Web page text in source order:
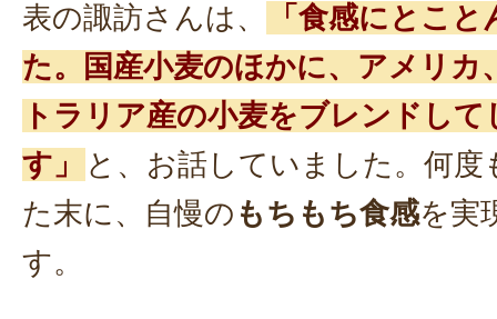
表の諏訪さんは、
「食感にとこ
た。国産小麦のほかに、アメリカ
トラリア産の小麦をブレンドし
す」
と、お話していました。何度
た末に、自慢の もちもち食感を実
す。